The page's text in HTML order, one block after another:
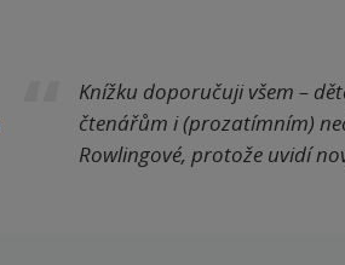
Knížku doporučuji všem –
čtenářům i (prozatímním)
Rowlingové, protože uvidí